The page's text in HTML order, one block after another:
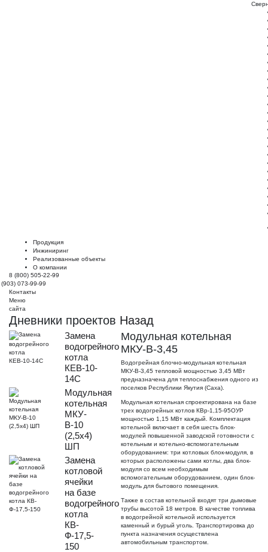
Продукция
Инжиниринг
Реализованные объекты
О компании
8 (800) 505-22-99
(903) 073-99-99
Контакты
Меню
сайта
Дневники проектов Назад
Замена
водогрейного
котла
КЕВ-10-
14С
Модульная
котельная
МКУ-
В-10
(2,5х4)
ШП
Замена
котловой
ячейки
на базе
водогрейного
котла
КВ-
Ф-17,5-
150
Модульная котельная
МКУ-В-3,45
Водогрейная блочно-модульная котельная
МКУ-В-3,45 тепловой мощностью 3,45 МВт
предназначена для теплоснабжения одного из
поселков Республики Якутия (Саха).
Модульная котельная спроектирована на базе
трех водогрейных котлов КВр-1,15-95ОУР
мощностью 1,15 МВт каждый. Комплектация
котельной включает в себя шесть блок-
модулей повышенной заводской готовности с
котельным и котельно-вспомогательным
оборудованием: три котловых блок-модуля, в
которых расположены сами котлы, два блок-
модуля со всем необходимым
вспомогательным оборудованием, один блок-
модуль для бытового помещения.
Также в состав котельной входят три дымовые
трубы высотой 18 метров. В качестве топлива
в водогрейной котельной используется
каменный и бурый уголь. Транспортировка до
пункта назначения осуществлена
автомобильным транспортом.